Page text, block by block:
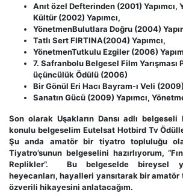
Anıt özel Defterinden (2001)
Kültür (2002) Yapımcı,
YönetmenBulutlara Doğru (2004)
Tatlı Sert FIRTINA(2004) Yapımcı,
YönetmenTutkulu Ezgiler (2006)
7. Safranbolu Belgesel Film
üçüncülük Ödülü (2006)
Bir Gönül Eri Hacı Bayram-ı Veli
Sanatın Gücü (2009) Yapımcı,
Son olarak Uşakların Dansı adlı belgeseli
konulu belgeselim Eutelsat Hotbird Tv
Şu anda amatör bir tiyatro topluluğu
Tiyatro’sunun belgeselini hazırlıyorum,
Replikler”. Bu belgeselde bireysel
heyecanları, hayalleri yansıtarak bir
özverili hikayesini anlatacağım.